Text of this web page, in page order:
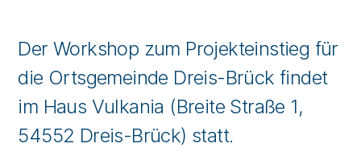
Der Workshop zum Projekteinstieg für
die Ortsgemeinde Dreis-Brück findet
im Haus Vulkania (Breite Straße 1,
54552 Dreis-Brück) statt.